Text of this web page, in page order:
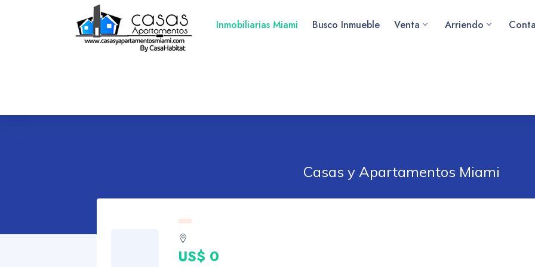
Inmobiliarias Miami Busco Inmueble Venta Arriendo
Casas y Apartamentos Miami
US$ 0